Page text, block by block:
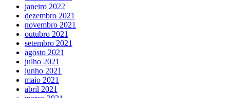
janeiro 2022
dezembro 2021
novembro 2021
outubro 2021
setembro 2021
agosto 2021
julho 2021
junho 2021
maio 2021
abril 2021